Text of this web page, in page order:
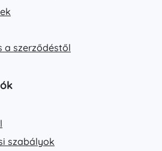
a szerződéstől
szabályok